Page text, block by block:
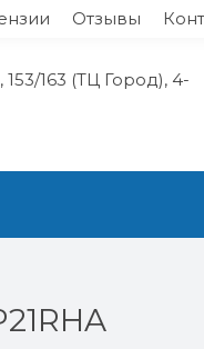
Отзывы
163 (ТЦ Город), 4-